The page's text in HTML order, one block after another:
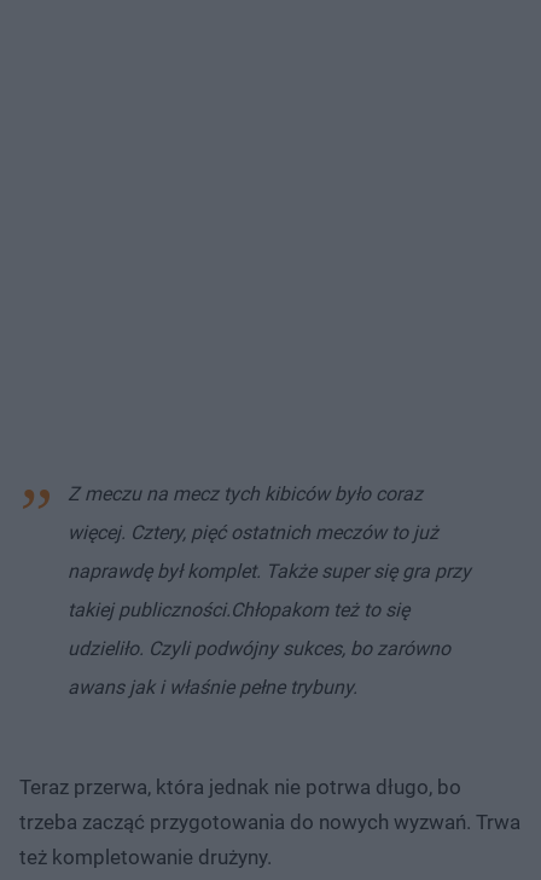
Z meczu na mecz tych kibiców było coraz
więcej. Cztery, pięć ostatnich meczów to już
naprawdę był komplet. Także super się gra przy
takiej publiczności.Chłopakom też to się
udzieliło. Czyli podwójny sukces, bo zarówno
awans jak i właśnie pełne trybuny.
Teraz przerwa, która jednak nie potrwa długo, bo
trzeba zacząć przygotowania do nowych wyzwań. Trwa
też kompletowanie drużyny.